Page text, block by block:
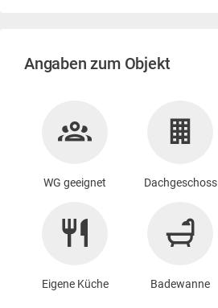
Angaben zum Objekt
WG geeignet Dachgeschoss
Eigene Küche Badewanne